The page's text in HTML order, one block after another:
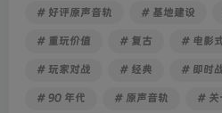
# 好评原声音轨 # 基地建设
# 重玩价值 # 复古 # 电影
# 玩家对战 # 经典 # 即时
# 90 年代 # 原声音轨 # 关